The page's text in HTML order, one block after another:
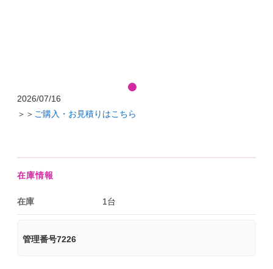
2026/07/16
＞＞ ご購入・お見積りはこちら
在庫情報
在庫 1台
管理番号7226